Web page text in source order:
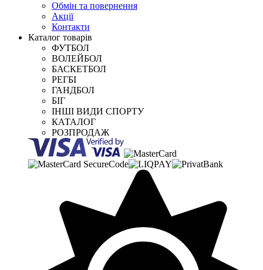
Обмін та повернення
Акції
Контакти
Каталог товарів
ФУТБОЛ
ВОЛЕЙБОЛ
БАСКЕТБОЛ
РЕГБІ
ГАНДБОЛ
БІГ
ІНШІ ВИДИ СПОРТУ
КАТАЛОГ
РОЗПРОДАЖ